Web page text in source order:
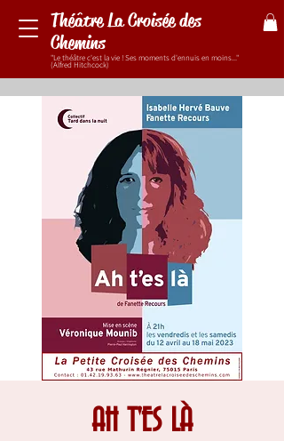
Théâtre La Croisée des
Chemins
"Le théâtre c'est la vie ! Ses moments d'ennuis en moins..."
(Alfred Hitchcock)
AH T'ES LÀ